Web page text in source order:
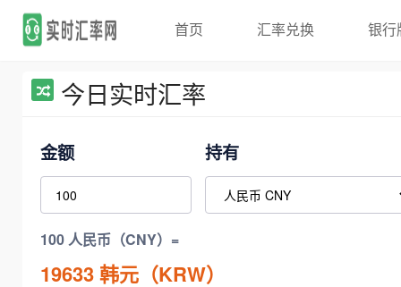
首页 汇率兑换 银行
今日实时汇率
金额 持有
100 人民币（CNY）=
19633韩元（KRW）